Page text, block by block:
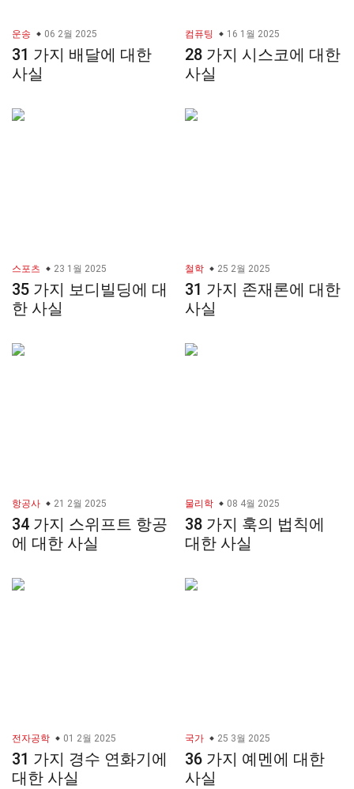
운송 06 2월 2025
31 가지 배달에 대한
사실
컴퓨팅 16 1월 2025
28 가지 시스코에 대한
사실
스포츠 23 1월 2025
35 가지 보디빌딩에 대
한 사실
철학 25 2월 2025
31 가지 존재론에 대한
사실
항공사 21 2월 2025
34 가지 스위프트 항공
에 대한 사실
물리학 08 4월 2025
38 가지 훅의 법칙에
대한 사실
전자공학 01 2월 2025
31 가지 경수 연화기에
대한 사실
국가 25 3월 2025
36 가지 예멘에 대한
사실